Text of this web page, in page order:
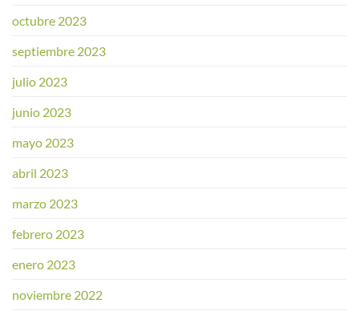
octubre 2023
septiembre 2023
julio 2023
junio 2023
mayo 2023
abril 2023
marzo 2023
febrero 2023
enero 2023
noviembre 2022